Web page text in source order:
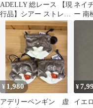
ADELLY 総レース 【現
行品】シアー ストレー
ト パンツ 透け感 アデ
ネイ
ー 南
¥ 1,980
アデリーペンギン 虚
¥
イエ